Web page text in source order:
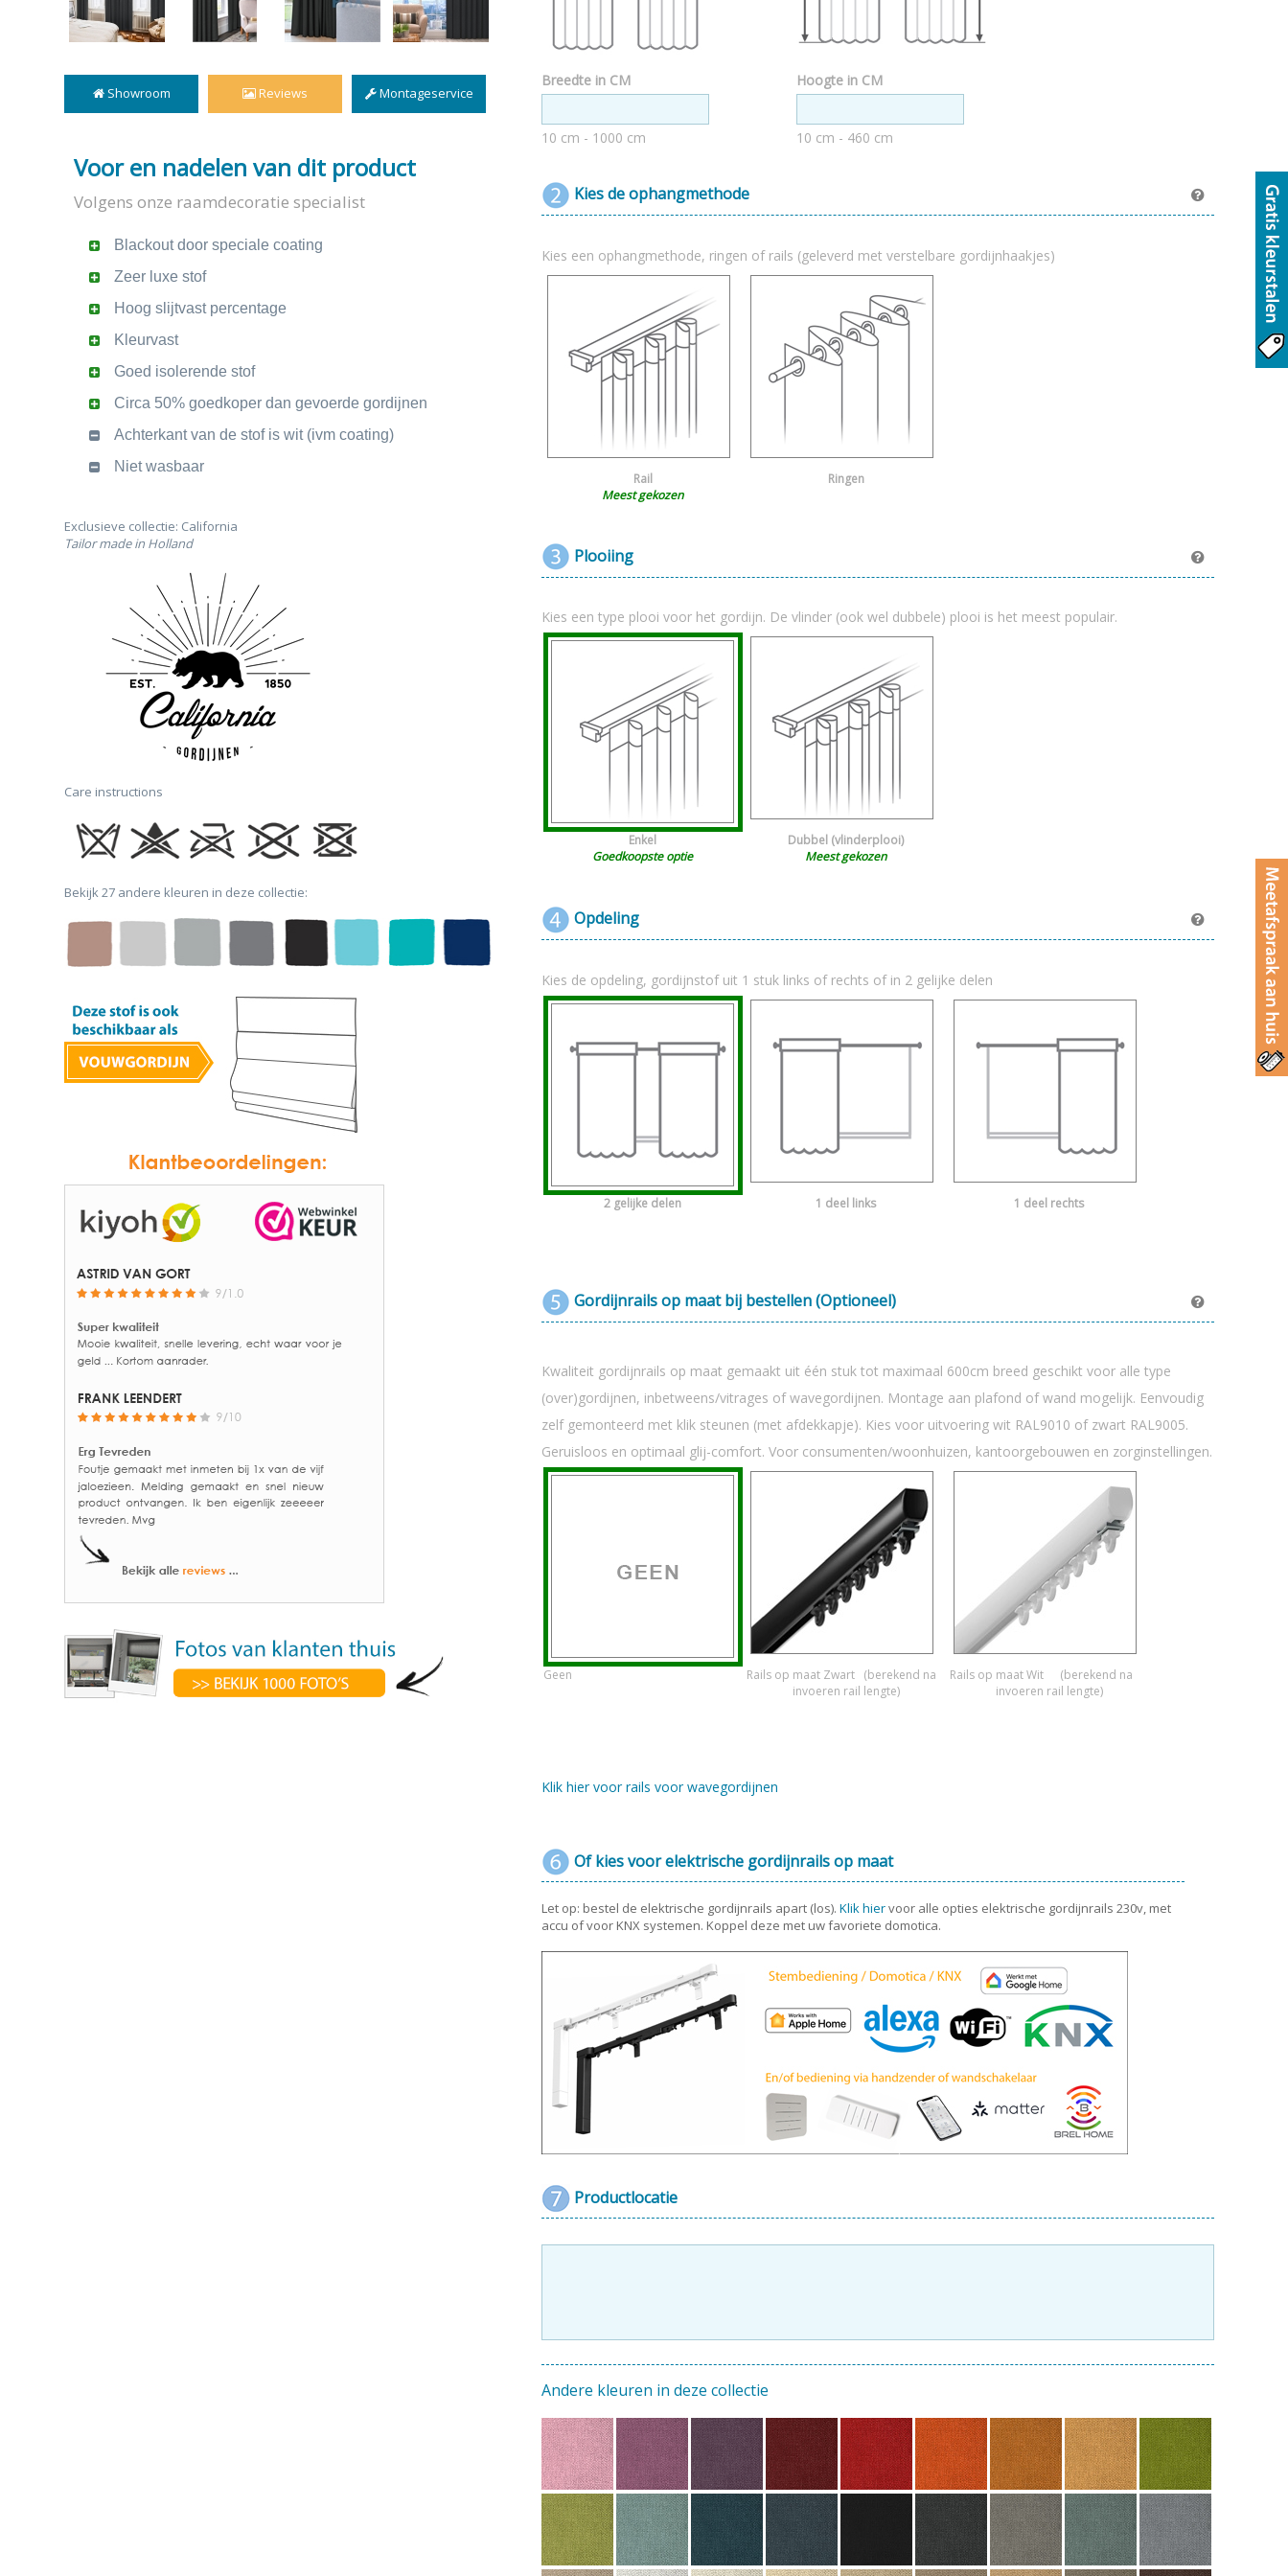
Showroom Reviews Montageservice
Voor en nadelen van dit product
Volgens onze raamdecoratie specialist
Blackout door speciale coating
Zeer luxe stof
Hoog slijtvast percentage
Kleurvast
Goed isolerende stof
Circa 50% goedkoper dan gevoerde gordijnen
Achterkant van de stof is wit (ivm coating)
Niet wasbaar
Exclusieve collectie: California
Tailor made in Holland
Care instructions
Bekijk 27 andere kleuren in deze collectie:
Breedte in CM
10 cm - 1000 cm
Hoogte in CM
10 cm - 460 cm
Kies de ophangmethode
Kies een ophangmethode, ringen of rails (geleverd met verstelbare gordijnhaakjes)
Rail
Meest gekozen
Ringen
Plooiing
Kies een type plooi voor het gordijn. De vlinder (ook wel dubbele) plooi is het meest populair.
Enkel
Goedkoopste optie
Dubbel (vlinderplooi)
Meest gekozen
Opdeling
Kies de opdeling, gordijnstof uit 1 stuk links of rechts of in 2 gelijke delen
2 gelijke delen 1 deel links 1 deel rechts
Gordijnrails op maat bij bestellen (Optioneel)
Kwaliteit gordijnrails op maat gemaakt uit één stuk tot maximaal 600cm breed geschikt voor alle type
(over)gordijnen, inbetweens/vitrages of wavegordijnen. Montage aan plafond of wand mogelijk. Eenvoudig
zelf gemonteerd met klik steunen (met afdekkapje). Kies voor uitvoering wit RAL9010 of zwart RAL9005.
Geruisloos en optimaal glij-comfort. Voor consumenten/woonhuizen, kantoorgebouwen en zorginstellingen.
Geen Rails op maat Zwart
(berekend na
invoeren rail lengte)
Rails op maat Wit
(berekend na
invoeren rail lengte)
Klik hier voor rails voor wavegordijnen
Of kies voor elektrische gordijnrails op maat
Let op: bestel de elektrische gordijnrails apart (los). Klik hiervoor alle opties elektrische gordijnrails 230v, met
accu of voor KNX systemen. Koppel deze met uw favoriete domotica.
Productlocatie
Andere kleuren in deze collectie